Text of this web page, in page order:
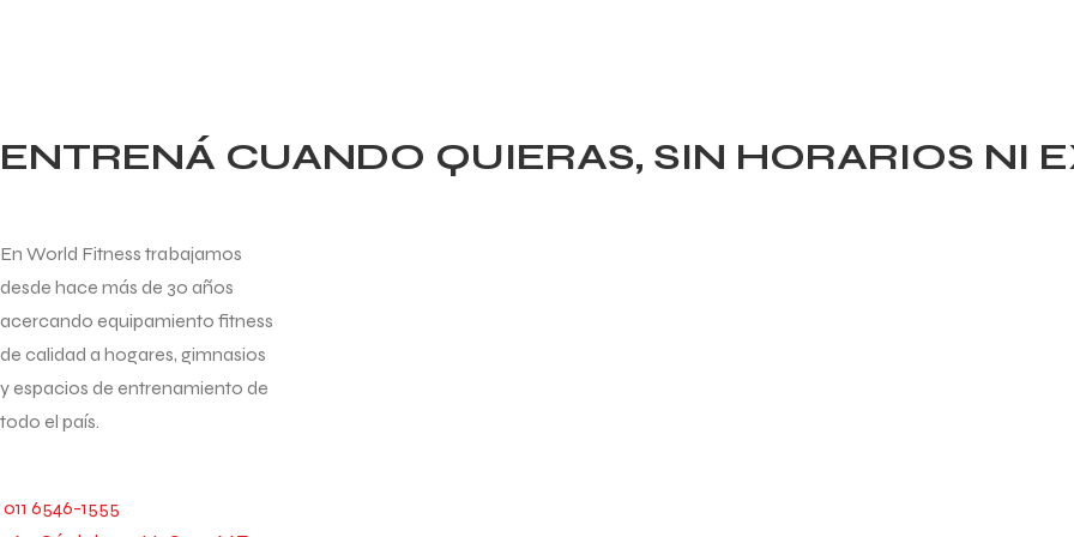
ENTRENÁ CUANDO QUIERAS, SIN HORARIOS NI
En World Fitness trabajamos
desde hace más de 30 años
acercando equipamiento fitness
de calidad a hogares, gimnasios
y espacios de entrenamiento de
todo el país.
011 6546-1555